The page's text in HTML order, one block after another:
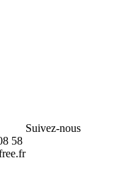
58
Suivez-nous